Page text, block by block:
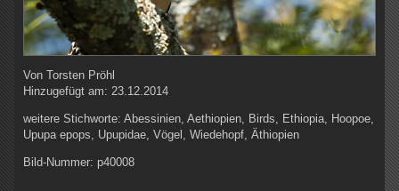
Von Torsten Pröhl
Hinzugefügt am: 23.12.2014
weitere Stichworte: Abessinien, Aethiopien, Birds, Ethiopia, Hoopoe,
Upupa epops, Upupidae, Vögel, Wiedehopf, Äthiopien
Bild-Nummer: p40008